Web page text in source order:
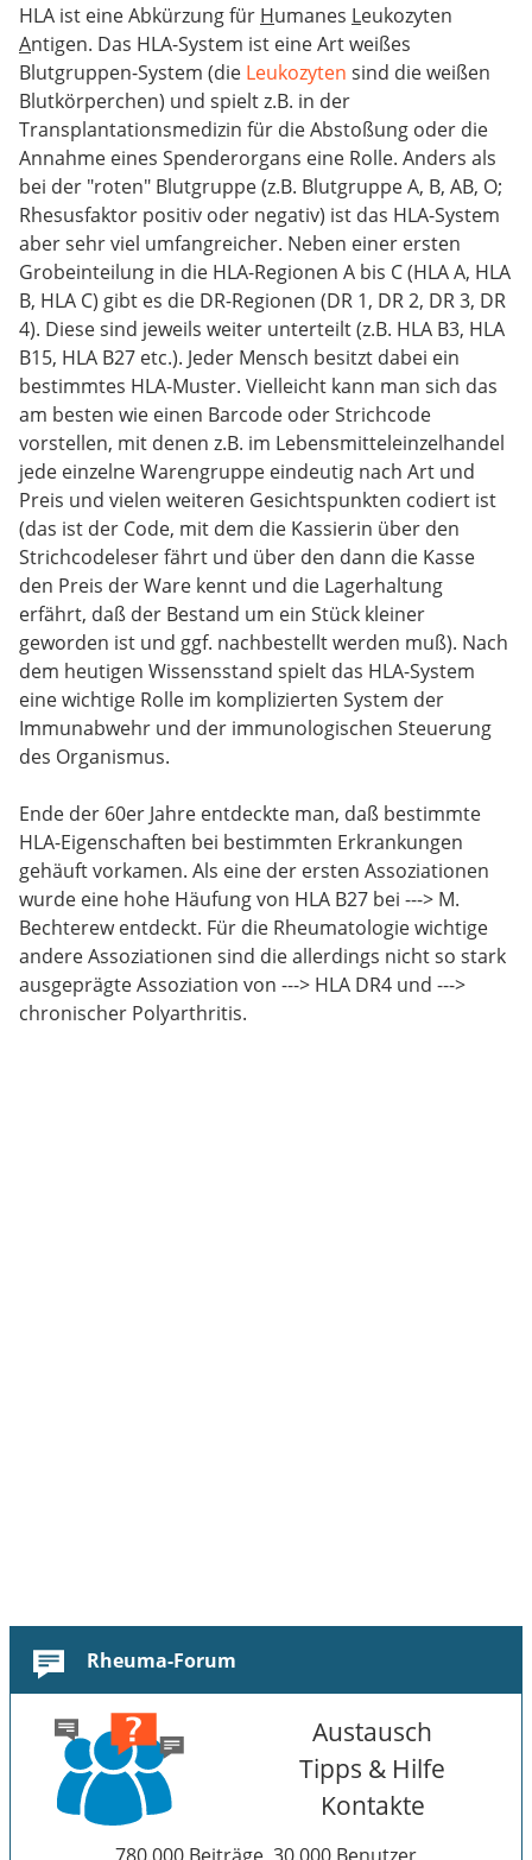
HLA ist eine Abkürzung für Humanes Leukozyten
Antigen. Das HLA-System ist eine Art weißes
Blutgruppen-System (die Leukozyten sind die weißen
Blutkörperchen) und spielt z.B. in der
Transplantationsmedizin für die Abstoßung oder die
Annahme eines Spenderorgans eine Rolle. Anders als
bei der "roten" Blutgruppe (z.B. Blutgruppe A, B, AB, O;
Rhesusfaktor positiv oder negativ) ist das HLA-System
aber sehr viel umfangreicher. Neben einer ersten
Grobeinteilung in die HLA-Regionen A bis C (HLA A, HLA
B, HLA C) gibt es die DR-Regionen (DR 1, DR 2, DR 3, DR
4). Diese sind jeweils weiter unterteilt (z.B. HLA B3, HLA
B15, HLA B27 etc.). Jeder Mensch besitzt dabei ein
bestimmtes HLA-Muster. Vielleicht kann man sich das
am besten wie einen Barcode oder Strichcode
vorstellen, mit denen z.B. im Lebensmitteleinzelhandel
jede einzelne Warengruppe eindeutig nach Art und
Preis und vielen weiteren Gesichtspunkten codiert ist
(das ist der Code, mit dem die Kassierin über den
Strichcodeleser fährt und über den dann die Kasse
den Preis der Ware kennt und die Lagerhaltung
erfährt, daß der Bestand um ein Stück kleiner
geworden ist und ggf. nachbestellt werden muß). Nach
dem heutigen Wissensstand spielt das HLA-System
eine wichtige Rolle im komplizierten System der
Immunabwehr und der immunologischen Steuerung
des Organismus.
Ende der 60er Jahre entdeckte man, daß bestimmte
HLA-Eigenschaften bei bestimmten Erkrankungen
gehäuft vorkamen. Als eine der ersten Assoziationen
wurde eine hohe Häufung von HLA B27 bei ---> M.
Bechterew entdeckt. Für die Rheumatologie wichtige
andere Assoziationen sind die allerdings nicht so stark
ausgeprägte Assoziation von ---> HLA DR4 und --->
chronischer Polyarthritis.
Rheuma-Forum
Austausch
Tipps & Hilfe
Kontakte
780.000 Beiträge, 30.000 Benutzer